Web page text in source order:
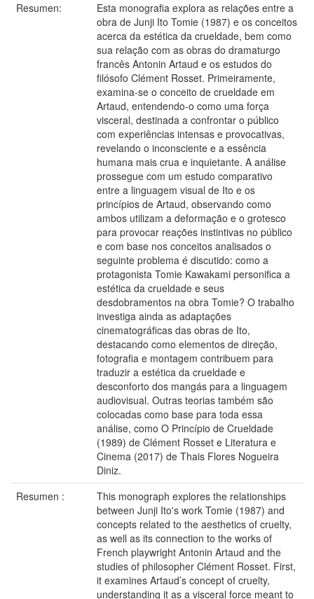
Resumen:
Esta monografia explora as relações entre a
obra de Junji Ito Tomie (1987) e os conceitos
acerca da estética da crueldade, bem como
sua relação com as obras do dramaturgo
francês Antonin Artaud e os estudos do
filósofo Clément Rosset. Primeiramente,
examina-se o conceito de crueldade em
Artaud, entendendo-o como uma força
visceral, destinada a confrontar o público
com experiências intensas e provocativas,
revelando o inconsciente e a essência
humana mais crua e inquietante. A análise
prossegue com um estudo comparativo
entre a linguagem visual de Ito e os
princípios de Artaud, observando como
ambos utilizam a deformação e o grotesco
para provocar reações instintivas no público
e com base nos conceitos analisados o
seguinte problema é discutido: como a
protagonista Tomie Kawakami personifica a
estética da crueldade e seus
desdobramentos na obra Tomie? O trabalho
investiga ainda as adaptações
cinematográficas das obras de Ito,
destacando como elementos de direção,
fotografia e montagem contribuem para
traduzir a estética da crueldade e
desconforto dos mangás para a linguagem
audiovisual. Outras teorias também são
colocadas como base para toda essa
análise, como O Princípio de Crueldade
(1989) de Clément Rosset e Literatura e
Cinema (2017) de Thais Flores Nogueira
Diniz.
Resumen :
This monograph explores the relationships
between Junji Ito's work Tomie (1987) and
concepts related to the aesthetics of cruelty,
as well as its connection to the works of
French playwright Antonin Artaud and the
studies of philosopher Clément Rosset. First,
it examines Artaud’s concept of cruelty,
understanding it as a visceral force meant to